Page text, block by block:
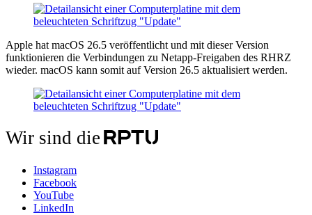
Apple hat macOS 26.5 veröffentlicht und mit dieser Version
funktionieren die Verbindungen zu Netapp-Freigaben des RHRZ
wieder. macOS kann somit auf Version 26.5 aktualisiert werden.
Wir sind die
Instagram
Facebook
YouTube
LinkedIn